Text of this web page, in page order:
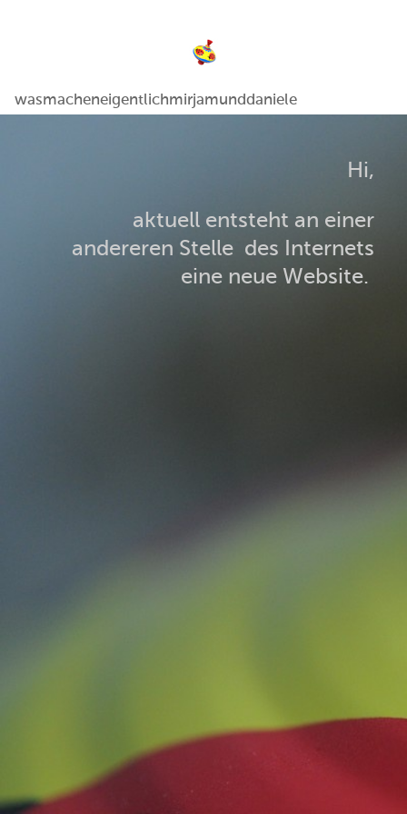
wasmacheneigentlichmirjamunddaniele
Hi,
aktuell entsteht an einer
andereren Stelle des Internets
eine neue Website.